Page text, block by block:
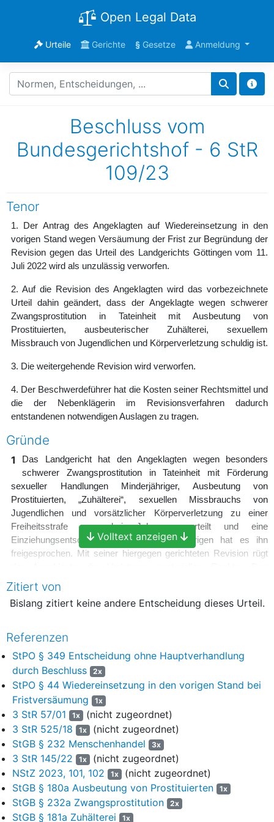
Open Legal Data
Urteile Gerichte §Gesetze Anmeldung
Beschluss vom
Bundesgerichtshof - 6 StR
109/23
Tenor
1. Der Antrag des Angeklagten auf Wiedereinsetzung in den
vorigen Stand wegen Versäumung der Frist zur Begründung der
Revision gegen das Urteil des Landgerichts Göttingen vom 11.
Juli 2022 wird als unzulässig verworfen.
2. Auf die Revision des Angeklagten wird das vorbezeichnete
Urteil dahin geändert, dass der Angeklagte wegen schwerer
Zwangsprostitution in Tateinheit mit Ausbeutung von
Prostituierten, ausbeuterischer Zuhälterei, sexuellem
Missbrauch von Jugendlichen und Körperverletzung schuldig ist.
3. Die weitergehende Revision wird verworfen.
4. Der Beschwerdeführer hat die Kosten seiner Rechtsmittel und
die der Nebenklägerin im Revisionsverfahren dadurch
entstandenen notwendigen Auslagen zu tragen.
Gründe
1
Das Landgericht hat den Angeklagten wegen besonders
schwerer Zwangsprostitution in Tateinheit mit Förderung
sexueller Handlungen Minderjähriger, Ausbeutung von
Prostituierten, „Zuhälterei“, sexuellen Missbrauchs von
Jugendlichen und vorsätzlicher Körperverletzung zu einer
Freiheitsstrafe von drei Jahren verurteilt und eine
Einziehungsentscheidung getroffen. Im Übrigen hat es ihn
freigesprochen. Mit seiner hiergegen gerichteten Revision rügt
Rechtsmittel hat den aus der Beschlussformel ersichtlichen
Teilerfolg (§ 349 Abs. 4 StPO
Abs. 2 StPO).
2
1. Das Wiedereinsetzungsgesuch des Angeklagten ist
unzulässig (
durch die von seinem Verteidiger Rechtsanwalt G. rechtzeitig
erhobene Sachrüge die Revisionsbegründungsfrist nicht
versäumt. Die allein sachlich-rechtlichen Ausführungen in dem
von seinem weiteren Verteidiger, Rechtsanwalt B. ,
nachgereichten Schriftsatz vom 10. Januar 2022 konnte und
musste der Senat unbeschadet des Fristablaufs berücksichtigen
(vgl. BGH, Beschlüsse vom 15. März 2001 –
19. Februar 2019 –
3 StR 525/18).
3
2. Die auf die Sachrüge hin gebotene umfassende
Nachprüfung des Urteils hat bis auf eine geringfügige
Korrektur des Schuldspruchs – aus den Gründen der
Antragsschrift des Generalbundesanwalts – keine Rechtsfehler
Volltext anzeigen
Zitiert von
Bislang zitiert keine andere Entscheidung dieses Urteil.
Referenzen
StPO § 349 Entscheidung ohne Hauptverhandlung
durch Beschluss
2x
StPO § 44 Wiedereinsetzung in den vorigen Stand bei
Fristversäumung
1x
3 StR 57/01 1x (nicht zugeordnet)
3 StR 525/18
1x (nicht zugeordnet)
StGB § 232 Menschenhandel
3x
3 StR 145/22 1x (nicht zugeordnet)
NStZ 2023, 101, 102
1x (nicht zugeordnet)
StGB § 180a Ausbeutung von Prostituierten
1x
StGB § 232a Zwangsprostitution 2x
StGB § 181a Zuhälterei 1x